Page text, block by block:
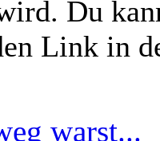
Du
Link in